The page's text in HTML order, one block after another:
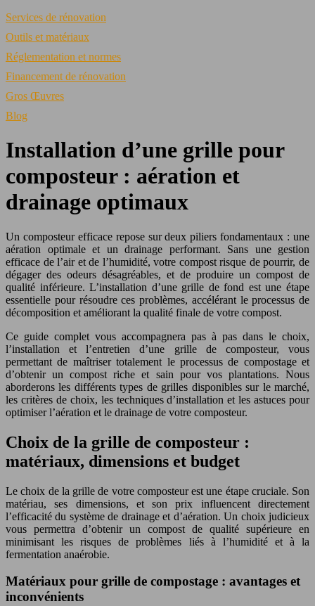
Services de rénovation
Outils et matériaux
Réglementation et normes
Financement de rénovation
Gros Œuvres
Blog
Installation d’une grille pour
composteur : aération et
drainage optimaux
Un composteur efficace repose sur deux piliers fondamentaux : une
aération optimale et un drainage performant. Sans une gestion
efficace de l’air et de l’humidité, votre compost risque de pourrir, de
dégager des odeurs désagréables, et de produire un compost de
qualité inférieure. L’installation d’une grille de fond est une étape
essentielle pour résoudre ces problèmes, accélérant le processus de
décomposition et améliorant la qualité finale de votre compost.
Ce guide complet vous accompagnera pas à pas dans le choix,
l’installation et l’entretien d’une grille de composteur, vous
permettant de maîtriser totalement le processus de compostage et
d’obtenir un compost riche et sain pour vos plantations. Nous
aborderons les différents types de grilles disponibles sur le marché,
les critères de choix, les techniques d’installation et les astuces pour
optimiser l’aération et le drainage de votre composteur.
Choix de la grille de composteur :
matériaux, dimensions et budget
Le choix de la grille de votre composteur est une étape cruciale. Son
matériau, ses dimensions, et son prix influencent directement
l’efficacité du système de drainage et d’aération. Un choix judicieux
vous permettra d’obtenir un compost de qualité supérieure en
minimisant les risques de problèmes liés à l’humidité et à la
fermentation anaérobie.
Matériaux pour grille de compostage : avantages et
inconvénients